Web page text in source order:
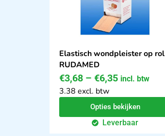
Elastisch wondpleister op rol
RUDAMED
€3,68 – €6,35 incl. btw
3.38 excl. btw
Opties bekijken
Leverbaar